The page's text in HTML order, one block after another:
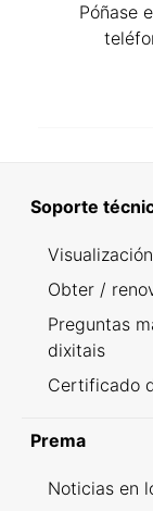
Póñase
Soporte
Obter /
Preguntas
dixitais
Certificado
Prema
Noticias en